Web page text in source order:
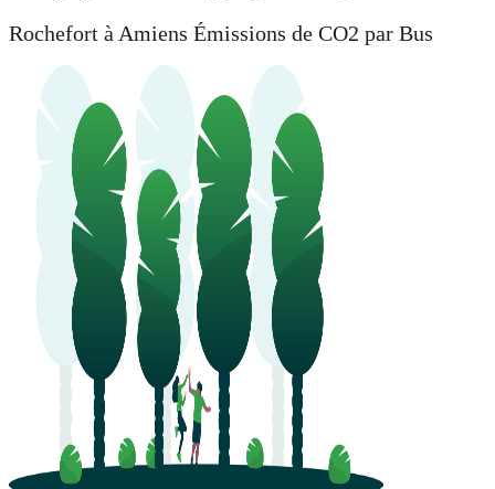
Rochefort à Amiens Émissions de CO2 par Bus